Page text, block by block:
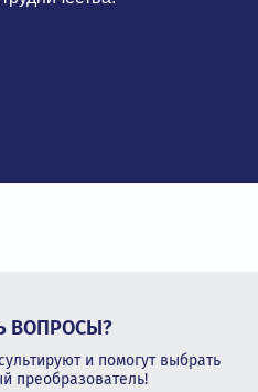
ВОПРОСЫ?
и помогут выбрать
преобразователь!